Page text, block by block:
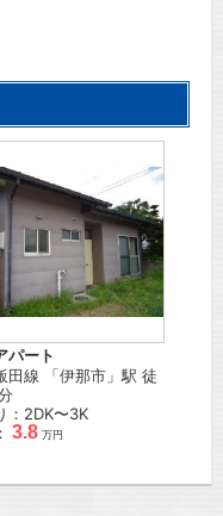
パート
田線 「伊那市 」駅 徒
：2DK〜3K
3.8 万円